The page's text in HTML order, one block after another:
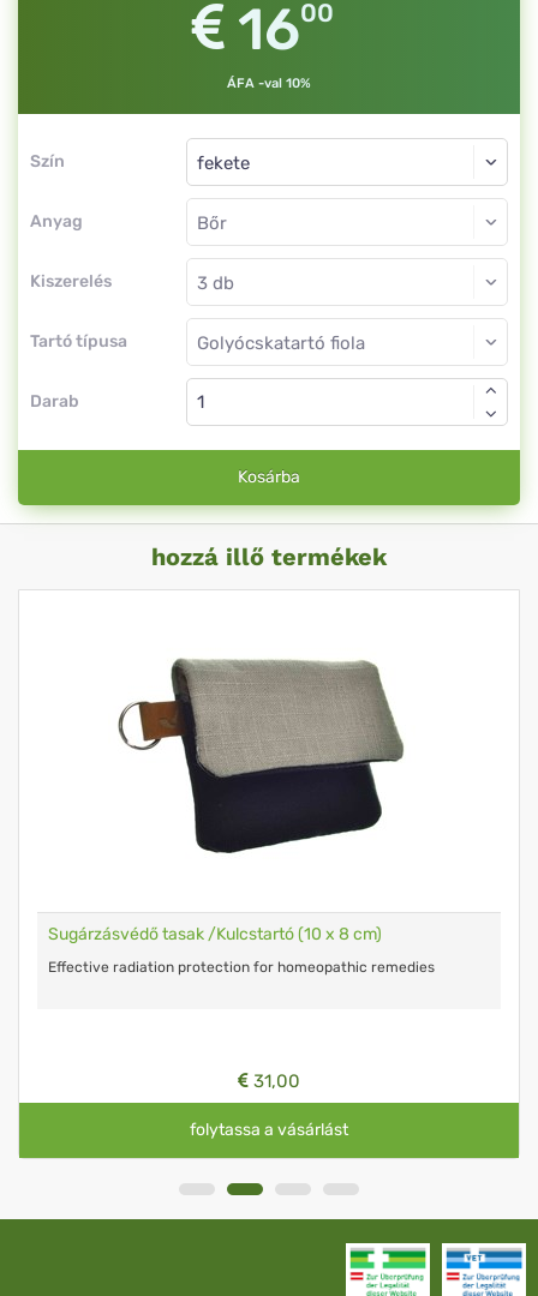
1600
ÁFA -val 10%
Szín
Anyag
Kiszerelés
Tartó típusa
Darab
Kosárba
hozzá illő termékek
Sugárzásvédő tasak /Kulcstartó (10 x 8 cm)
Effective radiation protection for homeopathic remedies
31,00
folytassa a vásárlást